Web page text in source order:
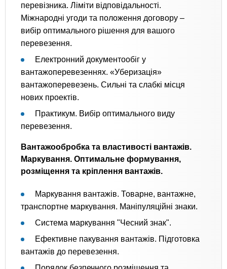
перевізника. Ліміти відповідальності.
Міжнародні угоди та положення договору –
вибір оптимального рішення для вашого
перевезення.
Електронний документообіг у
вантажоперевезеннях. «Уберизація»
вантажоперевезень. Сильні та слабкі місця
нових проектів.
Практикум. Вибір оптимального виду
перевезення.
Вантажообробка та властивості вантажів.
Маркування. Оптимальне формування,
розміщення та кріплення вантажів.
Маркування вантажів. Товарне, вантажне,
транспортне маркування. Маніпуляційні знаки.
Система маркування "Чесний знак".
Ефективне пакування вантажів. Підготовка
вантажів до перевезення.